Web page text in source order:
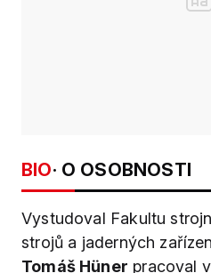
BIO· O OSOBNOSTI
Vystudoval Fakultu
strojů a jaderných
Tomáš Hüner pracoval